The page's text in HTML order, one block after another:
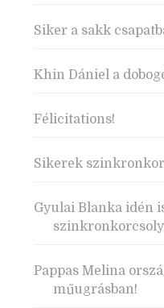
Siker a sakk
Khin Dániel a
Félicitations!
Sikerek
Gyulai Blanka idén
Pappas Melina
műugrásban!